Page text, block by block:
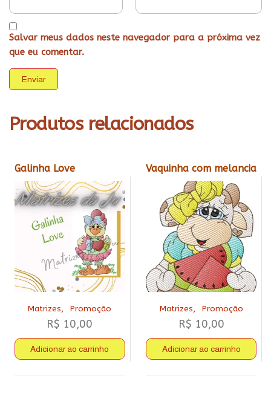
Salvar meus dados neste navegador para a próxima vez
que eu comentar.
Produtos relacionados
Galinha Love
Matrizes, Promoção
R$ 10,00
Adicionar ao carrinho
Vaquinha com melancia
Matrizes, Promoção
R$ 10,00
Adicionar ao carrinho